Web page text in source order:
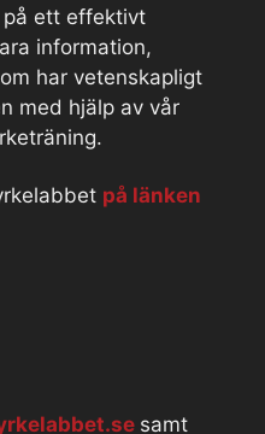
på ett effektivt
information,
har vetenskapligt
med hjälp av vår
på länken
samt